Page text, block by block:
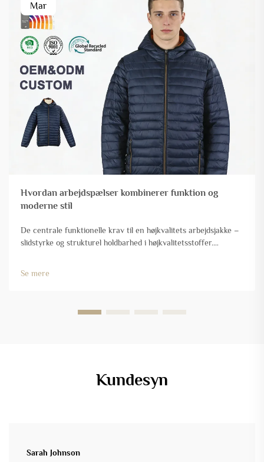
Mar
Hvordan arbejdspælser kombinerer funktion og
moderne stil
De centrale funktionelle krav til en højkvalitets arbejdsjakke –
slidstyrke og strukturel holdbarhed i højkvalitetsstoffer.
Se mere
Kundesyn
Sarah Johnson